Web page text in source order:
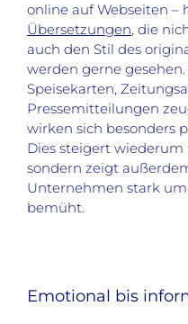
online auf Webseiten –
Übersetzungen, die
auch den Stil des
werden gerne
Speisekarten,
Pressemitteilungen
wirken sich besonders
Dies steigert
sondern zeigt
Unternehmen stark
bemüht.
Emotional bis